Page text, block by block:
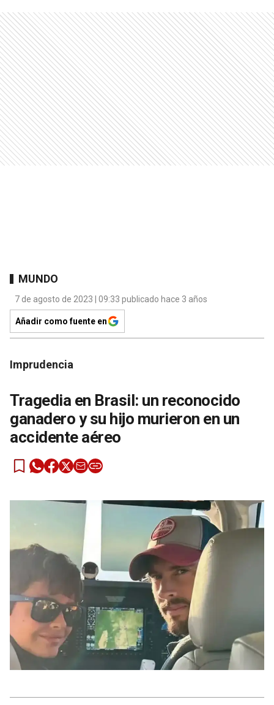
MUNDO
7 de agosto de 2023 | 09:33 publicado hace 3 años
Añadir como fuente en
Imprudencia
Tragedia en Brasil: un reconocido
ganadero y su hijo murieron en un
accidente aéreo